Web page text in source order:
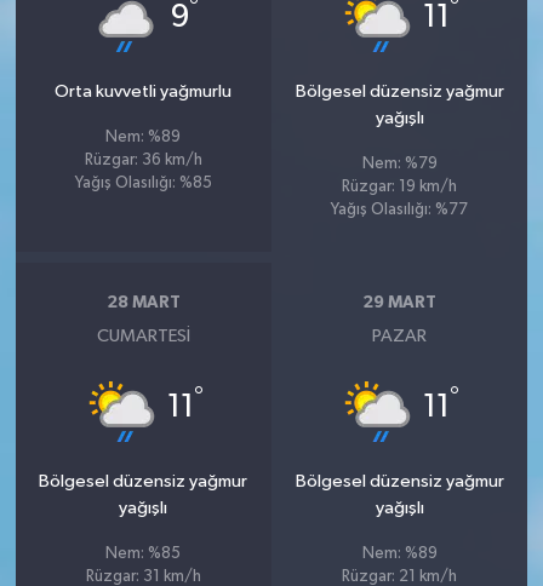
9°
Orta kuvvetli yağmurlu
Nem: %89
Rüzgar: 36 km/h
Yağış Olasılığı: %85
11 °
Bölgesel düzensiz yağmur
yağışlı
Nem: %79
Rüzgar: 19 km/h
Yağış Olasılığı: %77
28 MART
CUMARTESI
11 °
Bölgesel düzensiz yağmur
yağışlı
Nem: %85
Rüzgar: 31 km/h
29 MART
PAZAR
11 °
Bölgesel düzensiz yağmur
yağışlı
Nem: %89
Rüzgar: 21 km/h